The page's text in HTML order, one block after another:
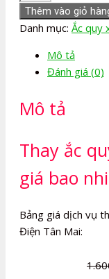
Ắc
quy
đạp
điện
S8
lượng
Thêm vào giỏ
Danh mục: Ắc quy
Mô tả
Đánh giá (0)
Mô tả
Thay ắc
giá bao
Bảng giá dịch vụ
Điện Tân Mai: